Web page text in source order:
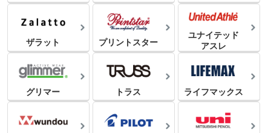
ザラット プリントスター
ユナイテッド
アスレ
グリマー トラス ライフマックス